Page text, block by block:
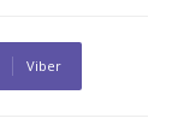
Viber